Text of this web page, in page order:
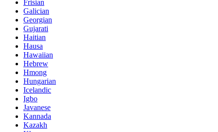
Frisian
Galician
Georgian
Gujarati
Haitian
Hausa
Hawaiian
Hebrew
Hmong
Hungarian
Icelandic
Igbo
Javanese
Kannada
Kazakh